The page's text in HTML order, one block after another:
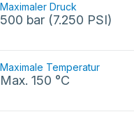
Maximaler Druck
500 bar (7.250 PSI)
Maximale Temperatur
Max. 150 °C